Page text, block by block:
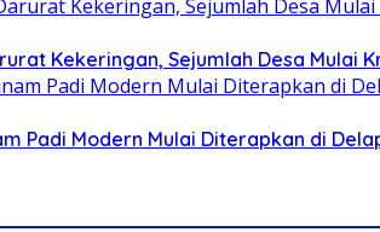
Kekeringan, Sejumlah Desa Mulai
Padi Modern Mulai Diterapkan di